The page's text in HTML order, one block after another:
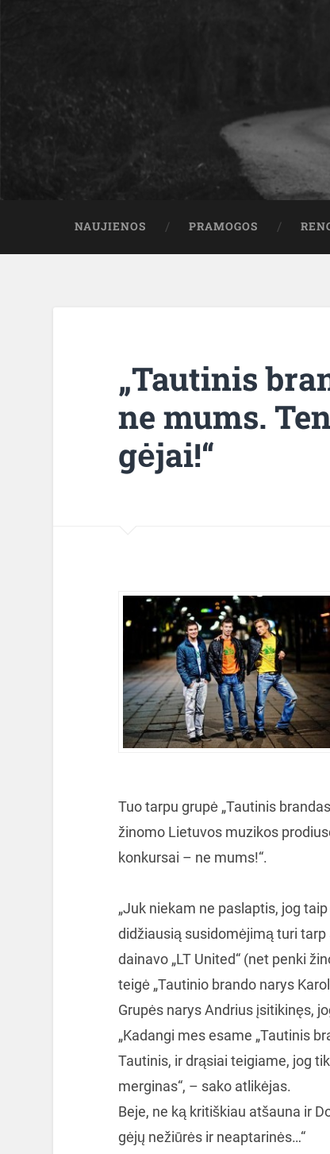
NAUJIENOS PRAMOGOS
„Tautinis
ne mums.
gėjai!“
Tuo tarpu grupė „Tautinis
žinomo Lietuvos muzikos
konkursai – ne mums!“.
„Juk niekam ne paslaptis, jog
didžiausią susidomėjimą turi
dainavo „LT United“ (net penki
teigė „Tautinio brando narys
Grupės narys Andrius įsitikinęs,
„Kadangi mes esame „Tautinis
Tautinis, ir drąsiai teigiame, jog
merginas“, – sako atlikėjas.
Beje, ne ką kritiškiau atšauna ir
gėjų nežiūrės ir neaptarinės…“